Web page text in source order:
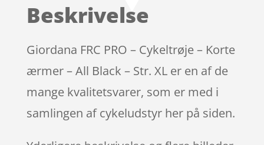
på
ømmels
er
Beskrivelse
Giordana FRC PRO – Cykeltrøje – Korte
ærmer – All Black – Str. XL er en af de
mange kvalitetsvarer, som er med i
samlingen af cykeludstyr her på siden.